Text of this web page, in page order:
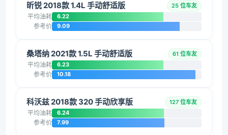
昕锐 2018款 1.4L 手动舒适版 25 位车友
平均油耗 6.22
参考价 9.09
桑塔纳 2021款 1.5L 手动舒适版 61 位车友
平均油耗 6.23
参考价 10.18
科沃兹 2018款 320 手动欣享版 127 位车友
平均油耗 6.24
参考价 7.99